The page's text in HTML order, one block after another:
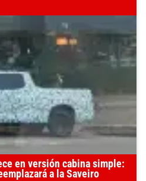
en versión cabina simple:
a la Saveiro